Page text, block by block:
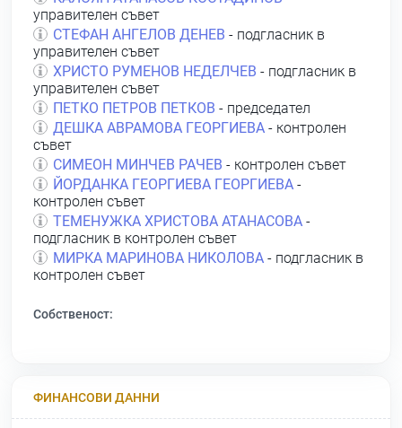
управителен съвет
СТЕФАН АНГЕЛОВ ДЕНЕВ - подгласник в
управителен съвет
ХРИСТО РУМЕНОВ НЕДЕЛЧЕВ - подгласник в
управителен съвет
ПЕТКО ПЕТРОВ ПЕТКОВ - председател
ДЕШКА АВРАМОВА ГЕОРГИЕВА - контролен
съвет
СИМЕОН МИНЧЕВ РАЧЕВ - контролен съвет
ЙОРДАНКА ГЕОРГИЕВА ГЕОРГИЕВА -
контролен съвет
ТЕМЕНУЖКА ХРИСТОВА АТАНАСОВА -
подгласник в контролен съвет
МИРКА МАРИНОВА НИКОЛОВА - подгласник в
контролен съвет
Собственост:
ФИНАНСОВИ ДАННИ